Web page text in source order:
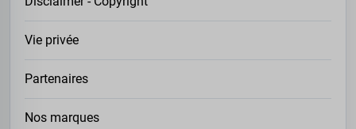
Vie privée
Partenaires
Nos marques